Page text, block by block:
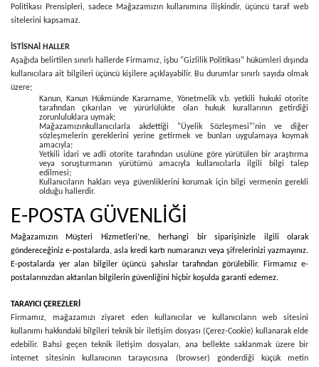
Politikası Prensipleri, sadece Mağazamızın kullanımına ilişkindir, üçüncü taraf web
sitelerini kapsamaz.
İSTİSNAİ HALLER
Aşağıda belirtilen sınırlı hallerde Firmamız, işbu "Gizlilik Politikası" hükümleri dışında
kullanıcılara ait bilgileri üçüncü kişilere açıklayabilir. Bu durumlar sınırlı sayıda olmak
üzere;
Kanun, Kanun Hükmünde Kararname, Yönetmelik v.b. yetkili hukuki otorite
tarafından çıkarılan ve yürürlülükte olan hukuk kurallarının getirdiği
zorunluluklara uymak;
Mağazamızınkullanıcılarla akdettiği "Üyelik Sözleşmesi"'nin ve diğer
sözleşmelerin gereklerini yerine getirmek ve bunları uygulamaya koymak
amacıyla;
Yetkili idari ve adli otorite tarafından usulüne göre yürütülen bir araştırma
veya soruşturmanın yürütümü amacıyla kullanıcılarla ilgili bilgi talep
edilmesi;
Kullanıcıların hakları veya güvenliklerini korumak için bilgi vermenin gerekli
olduğu hallerdir.
E-POSTA GÜVENLİĞİ
Mağazamızın Müşteri Hizmetleri’ne, herhangi bir siparişinizle ilgili olarak
göndereceğiniz e-postalarda, asla kredi kartı numaranızı veya şifrelerinizi yazmayınız.
E-postalarda yer alan bilgiler üçüncü şahıslar tarafından görülebilir. Firmamız e-
postalarınızdan aktarılan bilgilerin güvenliğini hiçbir koşulda garanti edemez.
TARAYICI ÇEREZLERİ
Firmamız, mağazamızı ziyaret eden kullanıcılar ve kullanıcıların web sitesini
kullanımı hakkındaki bilgileri teknik bir iletişim dosyası (Çerez-Cookie) kullanarak elde
edebilir. Bahsi geçen teknik iletişim dosyaları, ana bellekte saklanmak üzere bir
internet sitesinin kullanıcının tarayıcısına (browser) gönderdiği küçük metin